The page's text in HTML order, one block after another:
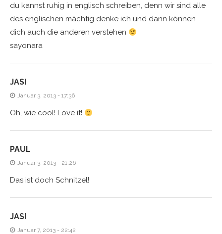
du kannst ruhig in englisch schreiben, denn wir sind alle
des englischen mächtig denke ich und dann können
dich auch die anderen verstehen
sayonara
JASI
Januar 3, 2013 - 17:36
Oh, wie cool! Love it!
PAUL
Januar 3, 2013 - 21:26
Das ist doch Schnitzel!
JASI
Januar 7, 2013 - 22:42